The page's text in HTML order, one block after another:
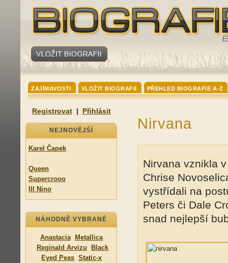
ZAJÍMAVOSTI VLOŽIT BIOGRAFII PŘEHLED BIOGRAFIE A-Z
Registrovat| Přihlásit
NEJNOVĚJŠÍ
Karel Čapek
Queen
Supercrooo
Ill Nino
NÁHODNĚ VYBRANÉ
Anastacia
Metallica
Reginald Arvizu
Black
Eyed Peas Static-x
Nirvana
Nirvana vznikla
Chrise
vystřídali na
Peters či Dale
snad nejlepší